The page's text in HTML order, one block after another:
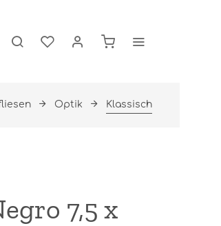
Optik Klassisch
7,5 x